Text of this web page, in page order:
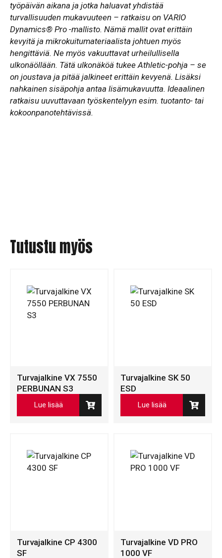
työpäivän aikana ja jotka haluavat yhdistää
turvallisuuden mukavuuteen – ratkaisu on VARIO
Dynamics® Pro -mallisto. Nämä mallit ovat erittäin
kevyitä ja mikrokuitumateriaalista johtuen myös
hengittäviä. Ne myös vakuuttavat urheilullisella
ulkonäöllään. Tätä ulkonäköä tukee Athletic-pohja – se
on joustava ja pitää jalkineet erittäin kevyenä. Lisäksi
nahkainen sisäpohja antaa lisämukavuutta. Ideaalinen
ratkaisu uuvuttavaan työskentelyyn esim. tuotanto- tai
kokoonpanotehtävissä.
Tutustu myös
Turvajalkine VX 7550
PERBUNAN S3
Lue lisää
Turvajalkine SK 50
ESD
Lue lisää
Turvajalkine CP 4300
SF
Turvajalkine VD PRO
1000 VF